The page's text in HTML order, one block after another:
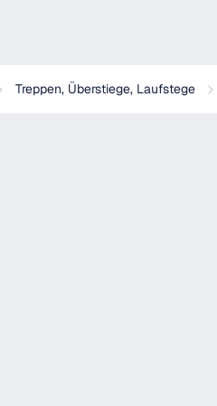
Treppen, Überstiege, Laufstege